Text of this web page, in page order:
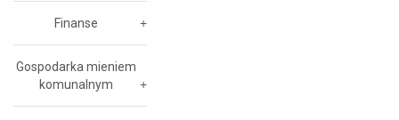
Finanse
Gospodarka mieniem
komunalnym